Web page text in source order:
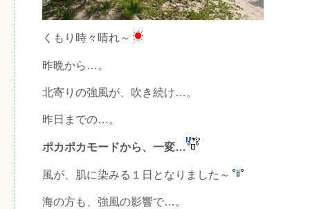
くもり時々晴れ～
昨晩から…。
北寄りの強風が、吹き続け…。
昨日までの…。
ポカポカモードから、一変…
風が、肌に染みる１日となりました～
海の方も、強風の影響で…。